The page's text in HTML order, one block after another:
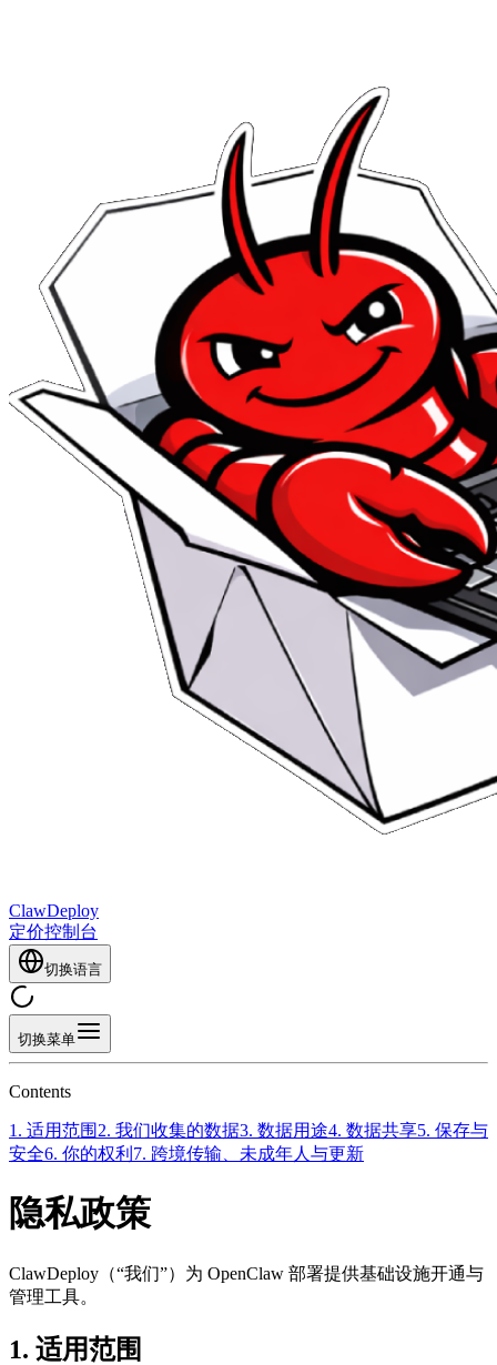
ClawDeploy
定价控制台
切换语言
切换菜单
Contents
1. 适用范围 2. 我们收集的数据3. 数据用途4. 数据共享5. 保存与
安全6. 你的权利 7. 跨境传输、未成年人与更新
隐私政策
ClawDeploy（“我们”）为 OpenClaw 部署提供基础设施开通与
管理工具。
1. 适用范围